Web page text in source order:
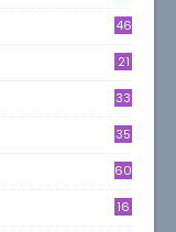
46
21
33
35
60
16